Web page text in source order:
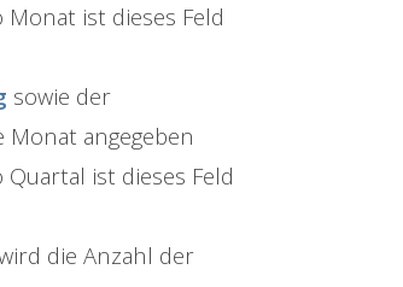
ist dieses Feld
sowie der
angegeben
ist dieses Feld
die Anzahl der